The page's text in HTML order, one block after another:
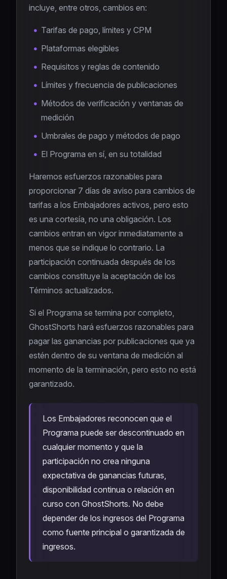
incluye, entre otros, cambios en:
Tarifas de pago, límites y CPM
Plataformas elegibles
Requisitos y reglas de contenido
Límites y frecuencia de publicaciones
Métodos de verificación y ventanas de
medición
Umbrales de pago y métodos de pago
El Programa en sí, en su totalidad
Haremos esfuerzos razonables para
proporcionar 7 días de aviso para cambios de
tarifas a los Embajadores activos, pero esto
es una cortesía, no una obligación. Los
cambios entran en vigor inmediatamente a
menos que se indique lo contrario. La
participación continuada después de los
cambios constituye la aceptación de los
Términos actualizados.
Si el Programa se termina por completo,
GhostShorts hará esfuerzos razonables para
pagar las ganancias por publicaciones que ya
estén dentro de su ventana de medición al
momento de la terminación, pero esto no está
garantizado.
Los Embajadores reconocen que el
Programa puede ser descontinuado en
cualquier momento y que la
participación no crea ninguna
expectativa de ganancias futuras,
disponibilidad continua o relación en
curso con GhostShorts. No debe
depender de los ingresos del Programa
como fuente principal o garantizada de
ingresos.